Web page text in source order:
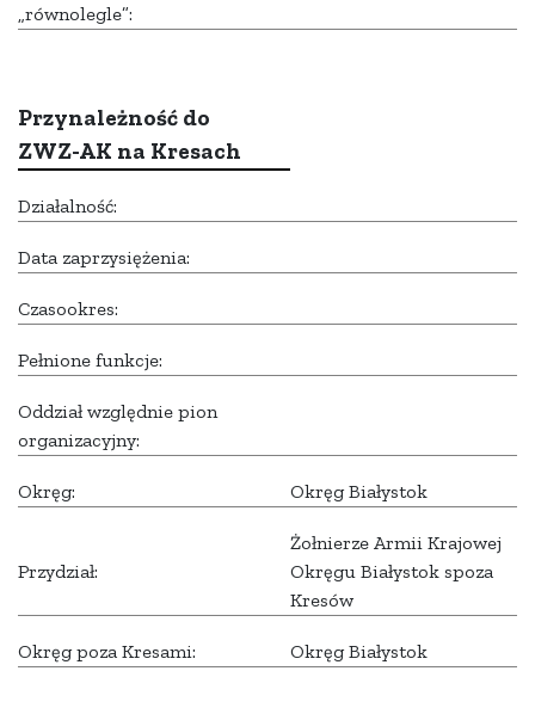
„równolegle”:
Przynależność do
ZWZ-AK na Kresach
Działalność:
Data zaprzysiężenia:
Czasookres:
Pełnione funkcje:
Oddział względnie pion
organizacyjny:
Okręg: Okręg Białystok
Przydział:
Żołnierze Armii Krajowej
Okręgu Białystok spoza
Kresów
Okręg poza Kresami: Okręg Białystok